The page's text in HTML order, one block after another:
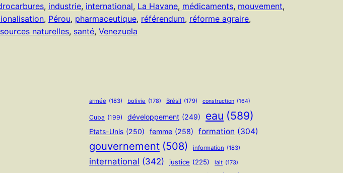
, industrie, international, La Havane, médicaments, mouvement
, Pérou, pharmaceutique, référendum, réforme agraire
naturelles, santé, Venezuela
armée (183) bolivie (178) Brésil (179) construction (164)
Cuba (199) développement (249) eau (589)
Etats-Unis (250) femme (258) formation (304)
gouvernement (508) information (183)
international (342) justice (225) lait (173)